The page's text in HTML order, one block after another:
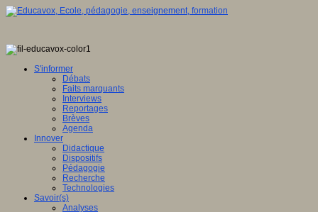
S'informer
Débats
Faits marquants
Interviews
Reportages
Brèves
Agenda
Innover
Didactique
Dispositifs
Pédagogie
Recherche
Technologies
Savoir(s)
Analyses